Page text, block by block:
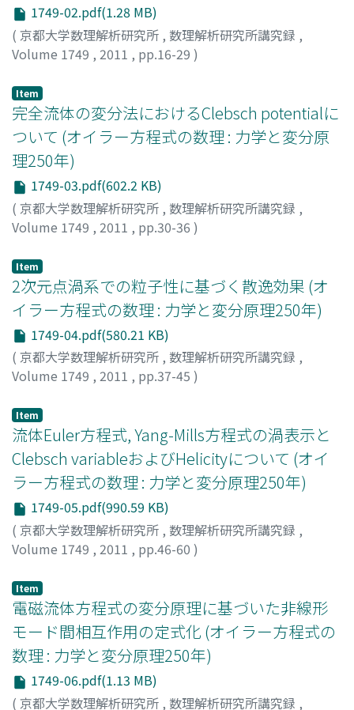
1749-02.pdf(1.28 MB)
( 京都大学数理解析研究所 , 数理解析研究所講究録 ,
Volume 1749 , 2011 , pp.16-29 )
Item
完全流体の変分法におけるClebsch potentialに
ついて (オイラー方程式の数理 : 力学と変分原
理250年)
1749-03.pdf(602.2 KB)
( 京都大学数理解析研究所 , 数理解析研究所講究録 ,
Volume 1749 , 2011 , pp.30-36 )
Youhei
Item
2次元点渦系での粒子性に基づく散逸効果 (オ
イラー方程式の数理 : 力学と変分原理250年)
1749-04.pdf(580.21 KB)
( 京都大学数理解析研究所 , 数理解析研究所講究録 ,
Volume 1749 , 2011 , pp.37-45 )
TADATSUGU
Item
流体Euler方程式, Yang-Mills方程式の渦表示と
Clebsch variableおよびHelicityについて (オイ
ラー方程式の数理 : 力学と変分原理250年)
1749-05.pdf(990.59 KB)
( 京都大学数理解析研究所 , 数理解析研究所講究録 ,
Volume 1749 , 2011 , pp.46-60 )
Item
電磁流体方程式の変分原理に基づいた非線形
モード間相互作用の定式化 (オイラー方程式の
数理 : 力学と変分原理250年)
1749-06.pdf(1.13 MB)
( 京都大学数理解析研究所 , 数理解析研究所講究録 ,